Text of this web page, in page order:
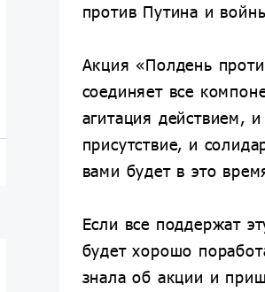
против Путина и
Акция «Полдень
соединяет все
агитация действием,
присутствие, и
вами будет в это
Если все поддержат
будет хорошо
знала об акции и